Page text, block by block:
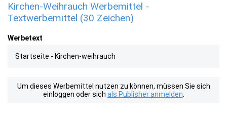
Kirchen-Weihrauch Werbemittel -
Textwerbemittel (30 Zeichen)
Werbetext
Startseite - Kirchen-weihrauch
Um dieses Werbemittel nutzen zu können, müssen Sie sich
einloggen oder sich als Publisher anmelden